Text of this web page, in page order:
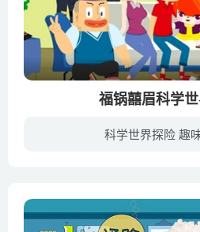
福锅囍眉科学
科学世界探险 趣